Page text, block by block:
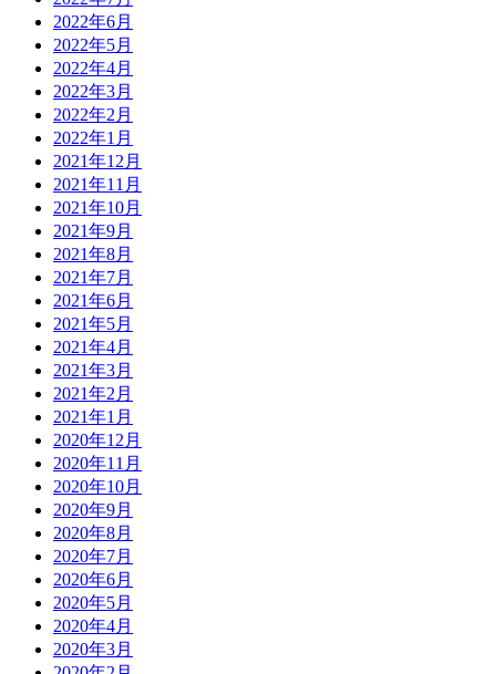
2022年6月
2022年5月
2022年4月
2022年3月
2022年2月
2022年1月
2021年12月
2021年11月
2021年10月
2021年9月
2021年8月
2021年7月
2021年6月
2021年5月
2021年4月
2021年3月
2021年2月
2021年1月
2020年12月
2020年11月
2020年10月
2020年9月
2020年8月
2020年7月
2020年6月
2020年5月
2020年4月
2020年3月